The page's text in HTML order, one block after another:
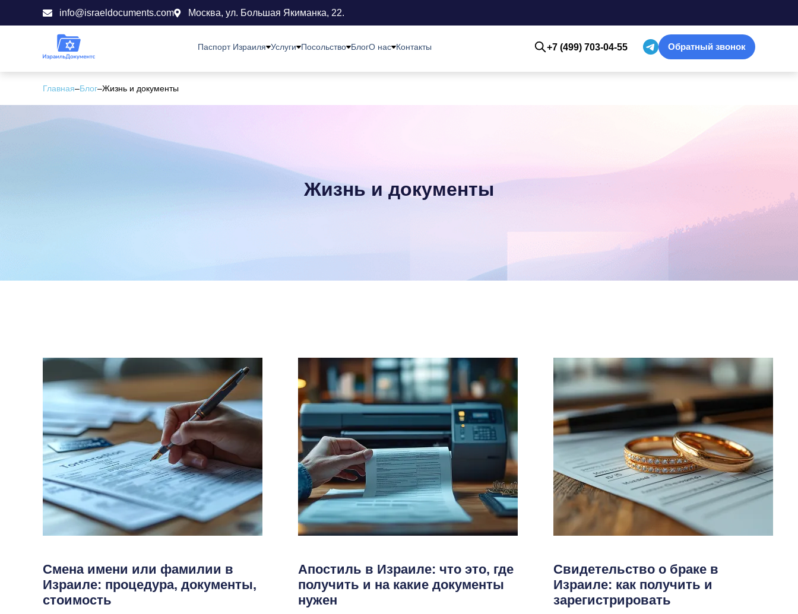
info@israeldocuments.com Москва, ул. Большая Якиманка, 22.
Паспорт Израиля Услуги Посольство БлогО нас Контакты +7 (499) 703-04-55 Обратный звонок
Главная–Блог–Жизнь и документы
Жизнь и документы
Смена имени или фамилии в
Израиле: процедура, документы,
стоимость
Апостиль в Израиле: что это, где
получить и на какие документы
нужен
Свидетельство о браке в
Израиле: как получить и
зарегистрировать